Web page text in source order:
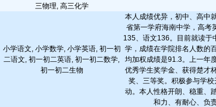
三物理, 高三化学
小学语文, 小学数学, 小学英语, 初一初
二语文, 初一初二英语, 初一初二数学,
初一初二生物
本人成绩优异，初中、高中
省第一学府海南中学，高考
135、语文136。目前就读于
学，成绩在学院排名人数的
均加权成绩是91.3。上一年
优秀学生奖学金、获得楚才
奖、三等奖。积极参与学
动。本人性格开朗、稳重、
和力、有耐心、负责